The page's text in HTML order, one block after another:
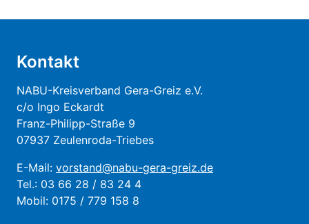
Kontakt
NABU-Kreisverband Gera-Greiz e.V.
c/o Ingo Eckardt
Franz-Philipp-Straße 9
07937 Zeulenroda-Triebes
E-Mail: vorstand@nabu-gera-greiz.de
Tel.: 03 66 28 / 83 24 4
Mobil: 0175 / 779 158 8